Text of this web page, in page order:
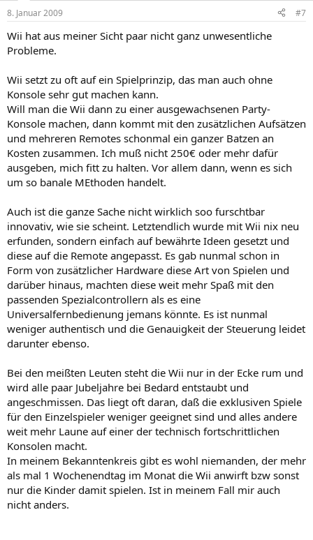
8. Januar 2009 #7
Wii hat aus meiner Sicht paar nicht ganz unwesentliche
Probleme.
Wii setzt zu oft auf ein Spielprinzip, das man auch ohne
Konsole sehr gut machen kann.
Will man die Wii dann zu einer ausgewachsenen Party-
Konsole machen, dann kommt mit den zusätzlichen Aufsätzen
und mehreren Remotes schonmal ein ganzer Batzen an
Kosten zusammen. Ich muß nicht 250€ oder mehr dafür
ausgeben, mich fitt zu halten. Vor allem dann, wenn es sich
um so banale MEthoden handelt.
Auch ist die ganze Sache nicht wirklich soo furschtbar
innovativ, wie sie scheint. Letztendlich wurde mit Wii nix neu
erfunden, sondern einfach auf bewährte Ideen gesetzt und
diese auf die Remote angepasst. Es gab nunmal schon in
Form von zusätzlicher Hardware diese Art von Spielen und
darüber hinaus, machten diese weit mehr Spaß mit den
passenden Spezialcontrollern als es eine
Universalfernbedienung jemans könnte. Es ist nunmal
weniger authentisch und die Genauigkeit der Steuerung leidet
darunter ebenso.
Bei den meißten Leuten steht die Wii nur in der Ecke rum und
wird alle paar Jubeljahre bei Bedard entstaubt und
angeschmissen. Das liegt oft daran, daß die exklusiven Spiele
für den Einzelspieler weniger geeignet sind und alles andere
weit mehr Laune auf einer der technisch fortschrittlichen
Konsolen macht.
In meinem Bekanntenkreis gibt es wohl niemanden, der mehr
als mal 1 Wochenendtag im Monat die Wii anwirft bzw sonst
nur die Kinder damit spielen. Ist in meinem Fall mir auch
nicht anders.